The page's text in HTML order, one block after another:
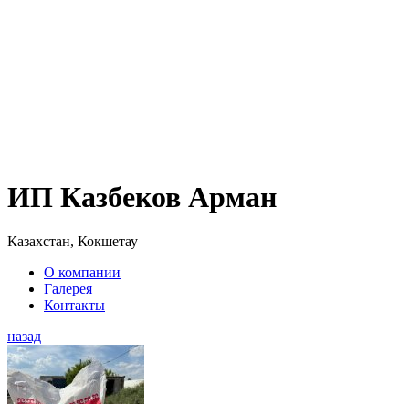
ИП Казбеков Арман
Казахстан, Кокшетау
О компании
Галерея
Контакты
назад